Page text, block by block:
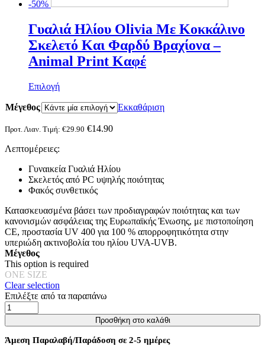
-50%
Γυαλιά Ηλίου Olivia Με Κοκκάλινο
Σκελετό Και Φαρδύ Βραχίονα –
Animal Print Καφέ
ΕπιλογήΑυτό
προϊόν
πολλαπλές
μπορούν
να
επιλεγούν
σελίδα
του
προϊόντος
Μέγεθος Εκκαθάριση
Προτ. Λιαν. Τιμή: €29.90 €14.90
Λεπτομέρειες:
Γυναικεία Γυαλιά Ηλίου
Σκελετός από PC υψηλής ποιότητας
Φακός συνθετικός
Κατασκευασμένα βάσει των προδιαγραφών ποιότητας και των
κανονισμών ασφάλειας της Ευρωπαϊκής Ένωσης, με πιστοποίηση
CE, προστασία UV 400 για 100 % απορροφητικότητα στην
υπεριώδη ακτινοβολία του ηλίου UVA-UVB.
Μέγεθος
This option is required
ONE SIZE
Clear selection
Επιλέξτε από τα παραπάνω
Γυαλιά
Ηλίου
Olivia
Με
Προσθήκη στο καλάθι
Άμεση Παραλαβή/Παράδοση σε 2-5 ημέρες